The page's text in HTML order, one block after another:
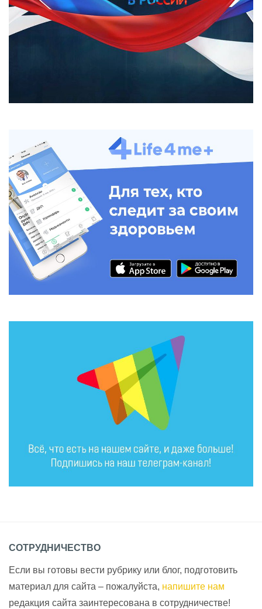
СОТРУДНИЧЕСТВО
Если вы готовы вести рубрику или блог, подготовить
материал для сайта – пожалуйста, напишите нам
редакция сайта заинтересована в сотрудничестве!